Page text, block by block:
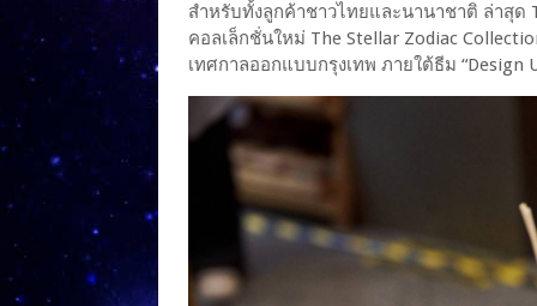
สำหรับทั้งลูกค้าชาวไทยและนานาชาติ ล่าสุด
คอลเล็กชั่นใหม่ The Stellar Zodiac
เทศกาลออกแบบกรุงเทพ ภายใต้ธีม “Design